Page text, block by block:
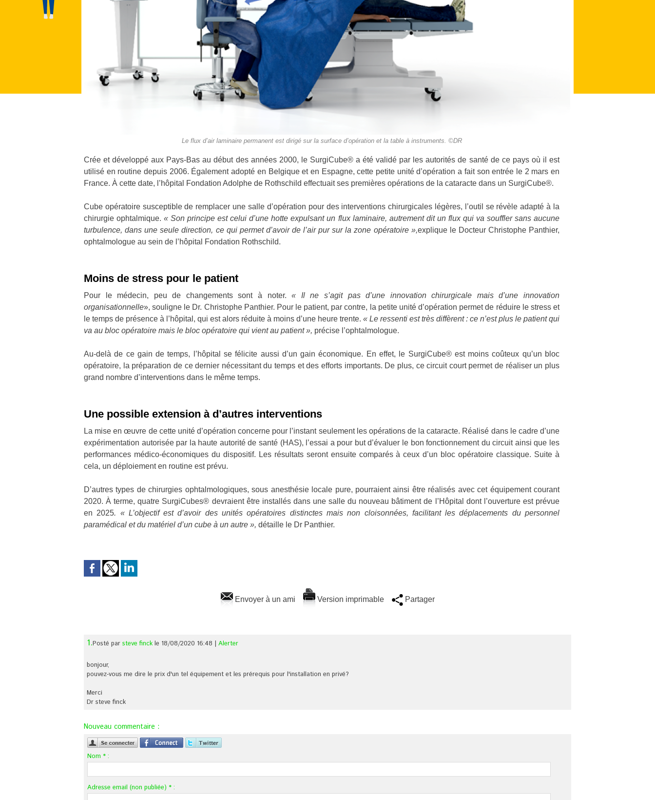
Le flux d’air laminaire permanent est dirigé sur la surface d’opération et la table à instruments. ©DR
Crée et développé aux Pays-Bas au début des années 2000, le SurgiCube® a été validé par les autorités de santé de ce pays où il est
utilisé en routine depuis 2006. Également adopté en Belgique et en Espagne, cette petite unité d’opération a fait son entrée le 2 mars en
France. À cette date, l’hôpital Fondation Adolphe de Rothschild effectuait ses premières opérations de la cataracte dans un SurgiCube®.
Cube opératoire susceptible de remplacer une salle d’opération pour des interventions chirurgicales légères, l’outil se révèle adapté à la
chirurgie ophtalmique.« Son principe est celui d’une hotte expulsant un flux laminaire, autrement dit un flux qui va souffler sans aucune
turbulence, dans une seule direction, ce qui permet d’avoir de l’air pur sur la zone opératoire »,explique le Docteur Christophe Panthier,
ophtalmologue au sein de l’hôpital Fondation Rothschild.
Moins de stress pour le patient
Pour le médecin, peu de changements sont à noter.« Il ne s’agit pas d’une innovation chirurgicale mais d’une innovation
organisationnelle», souligne le Dr. Christophe Panthier. Pour le patient, par contre, la petite unité d’opération permet de réduire le stress et
le temps de présence à l’hôpital, qui est alors réduite à moins d’une heure trente. « Le ressenti est très diffèrent : ce n’est plus le patient qui
va au bloc opératoire mais le bloc opératoire qui vient au patient », précise l’ophtalmologue.
Au-delà de ce gain de temps, l’hôpital se félicite aussi d’un gain économique. En effet, le SurgiCube® est moins coûteux qu’un bloc
opératoire, la préparation de ce dernier nécessitant du temps et des efforts importants. De plus, ce circuit court permet de réaliser un plus
grand nombre d’interventions dans le même temps.
Une possible extension à d’autres interventions
La mise en œuvre de cette unité d’opération concerne pour l’instant seulement les opérations de la cataracte. Réalisé dans le cadre d’une
expérimentation autorisée par la haute autorité de santé (HAS), l’essai a pour but d’évaluer le bon fonctionnement du circuit ainsi que les
performances médico-économiques du dispositif. Les résultats seront ensuite comparés à ceux d’un bloc opératoire classique. Suite à
cela, un déploiement en routine est prévu.
D’autres types de chirurgies ophtalmologiques, sous anesthésie locale pure, pourraient ainsi être réalisés avec cet équipement courant
2020. À terme, quatre SurgiCubes® devraient être installés dans une salle du nouveau bâtiment de l’Hôpital dont l’ouverture est prévue
en 2025. « L’objectif est d’avoir des unités opératoires distinctes mais non cloisonnées, facilitant les déplacements du personnel
paramédical et du matériel d’un cube à un autre », détaille le Dr Panthier.
Envoyer à un ami Version imprimable Partager
1.Posté par steve finck le 18/08/2020 16:48 Alerter
bonjour,
pouvez-vous me dire le prix d'un tel équipement et les prérequis pour l'installation en privé?
Merci
Dr steve finck
Nouveau commentaire :
Nom * :
Adresse email (non publiée) * :